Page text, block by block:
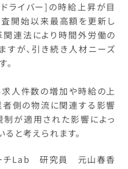
ライバー]の時給上昇が目
査開始以来最高額を更新し
関連法により時間外労働の
が、引き続き人材ニーズ
求人件数の増加や時給の上
者側の物流に関連する影響
が適用された影響によっ
と考えられます。
ーチLab 研究員 元山春香